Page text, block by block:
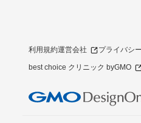
利用規約運営会社 プライバシ
best choice クリニック byGMO